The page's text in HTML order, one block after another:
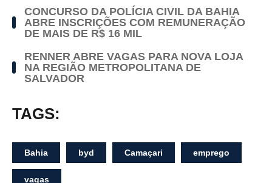
CONCURSO DA POLÍCIA CIVIL DA BAHIA
ABRE INSCRIÇÕES COM REMUNERAÇÃO
DE MAIS DE R$ 16 MIL
RENNER ABRE VAGAS PARA NOVA LOJA
NA REGIÃO METROPOLITANA DE
SALVADOR
TAGS:
Bahia byd Camaçari emprego
vagas